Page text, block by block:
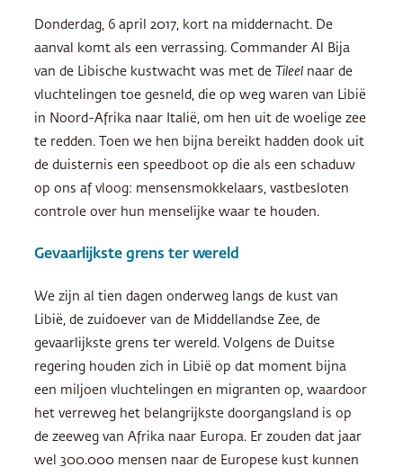
Donderdag, 6 april 2017, kort na middernacht. De
aanval komt als een verrassing. Commander Al Bija
van de Libische kustwacht was met de Tileel naar de
vluchtelingen toe gesneld, die op weg waren van Libië
in Noord-Afrika naar Italië, om hen uit de woelige zee
te redden. Toen we hen bijna bereikt hadden dook uit
de duisternis een speedboot op die als een schaduw
op ons af vloog: mensensmokkelaars, vastbesloten
controle over hun menselijke waar te houden.
Gevaarlijkste grens ter wereld
We zijn al tien dagen onderweg langs de kust van
Libië, de zuidoever van de Middellandse Zee, de
gevaarlijkste grens ter wereld. Volgens de Duitse
regering houden zich in Libië op dat moment bijna
een miljoen vluchtelingen en migranten op, waardoor
het verreweg het belangrijkste doorgangsland is op
de zeeweg van Afrika naar Europa. Er zouden dat jaar
wel 300.000 mensen naar de Europese kust kunnen